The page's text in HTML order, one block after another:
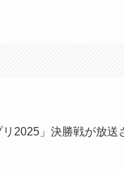
2025」決勝戦が放送